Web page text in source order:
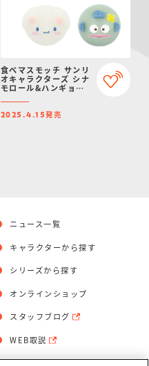
食べマスモッチ サンリ
オキャラクターズ シナ
モロール&ハンギョド
2025.4.15発売
ニュース一覧
キャラクターから探す
シリーズから探す
オンラインショップ
スタッフブログ
WEB取説